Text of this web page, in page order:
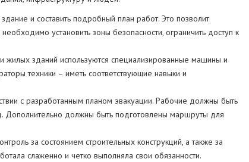
и составить подробный план работ. Это позволит
установить зоны безопасности, ограничить доступ к
зданий используются специализированные машины и
техники – иметь соответствующие навыки и
с разработанным планом эвакуации. Рабочие должны быть
Дополнительно должны быть подготовлены маршруты для
за состоянием строительных конструкций, а также за
слаженно и четко выполняла свои обязанности.